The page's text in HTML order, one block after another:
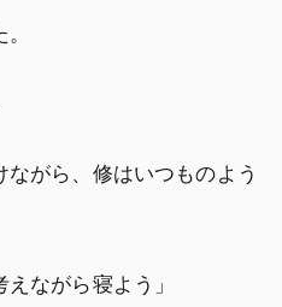
がら、修はいつものよう
ながら寝よう」